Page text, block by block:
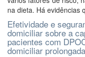
na dieta. Há evidências
Efetividade e
domiciliar sobre a
pacientes com
domiciliar